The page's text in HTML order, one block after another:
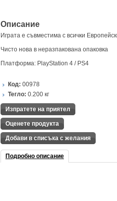
Описание
Играта е съвместима с всички
Чисто нова в неразпакована опаковка
Платформа: PlayStation 4 / PS4
Код: 00978
Тегло: 0.200 кг
Изпратете на приятел
Оценете продукта
Добави в списъка с желания
Подробно описание